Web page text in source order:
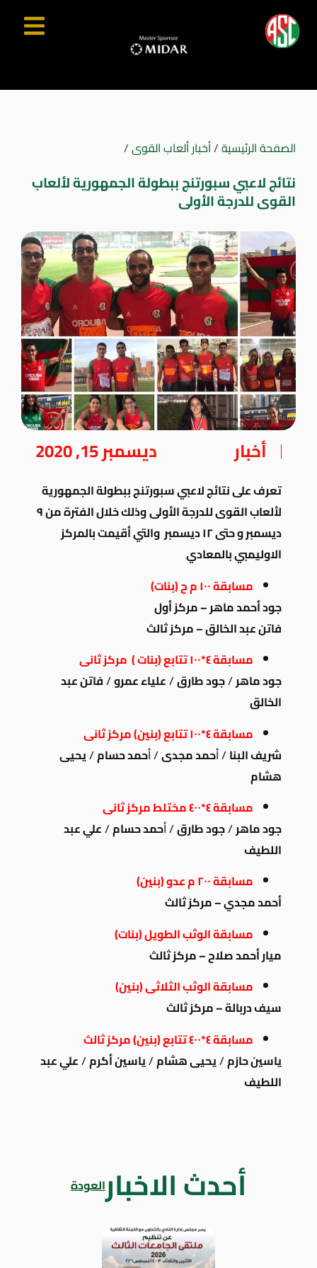
الصفحة الرئيسية/أخبار ألعاب القوى/
نتائج لاعبي سبورتنج ببطولة الجمهورية لألعاب
القوى للدرجة الأولى
أخبار ديسمبر 15, 2020
تعرف على نتائج لاعبي سبورتنج ببطولة الجمهورية
لألعاب القوى للدرجة الأولى
وذلك خلال الفترة من ٩
ديسمبر و حتى ١٢ ديسمبر والتي أقيمت
بالمركز
الاوليمبي بالمعادي
مسابقة ١٠٠ م ح (بنات)
جود أحمد ماهر – مركز أول
فاتن عبد الخالق – مركز ثالث
مسابقة ٤*١٠٠ تتابع (بنات ) مركز ثانى
جود ماهر/جود طارق/علياء عمرو/فاتن عبد
الخالق
مسابقة ٤*١٠٠ تتابع (بنين) مركز ثانى
شريف البنا/ أحمد مجدى/ أحمد حسام/يحيى
هشام
مسابقة ٤*٤٠٠ مختلط مركز ثانى
جود ماهر/جود طارق/ أحمد حسام/علي عبد
اللطيف
مسابقة ٢٠٠ م عدو (بنين)
أحمد مجدي – مركز ثالث
مسابقة الوثب الطويل (بنات)
ميار أحمد صلاح – مركز ثالث
مسابقة الوثب الثلاثى (بنين)
سيف دربالة – مركز ثالث
مسابقة ٤*٤٠٠ تتابع (بنين) مركز ثالث
ياسين حازم/يحيى هشام/ياسين أكرم/علي عبد
اللطيف
أحدث الاخبارالعودة